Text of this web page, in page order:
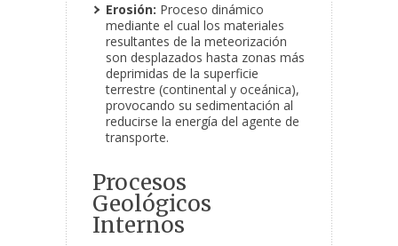
Erosión: Proceso dinámico
mediante el cual los materiales
resultantes de la meteorización
son desplazados hasta zonas más
deprimidas de la superficie
terrestre (continental y oceánica),
provocando su sedimentación al
reducirse la energía del agente de
transporte.
Procesos
Geológicos
Internos